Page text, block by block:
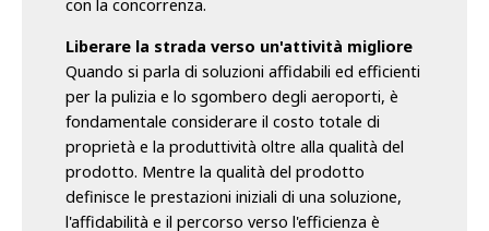
con la concorrenza.
Liberare la strada verso un'attività migliore
Quando si parla di soluzioni affidabili ed efficienti
per la pulizia e lo sgombero degli aeroporti, è
fondamentale considerare il costo totale di
proprietà e la produttività oltre alla qualità del
prodotto. Mentre la qualità del prodotto
definisce le prestazioni iniziali di una soluzione,
l'affidabilità e il percorso verso l'efficienza è